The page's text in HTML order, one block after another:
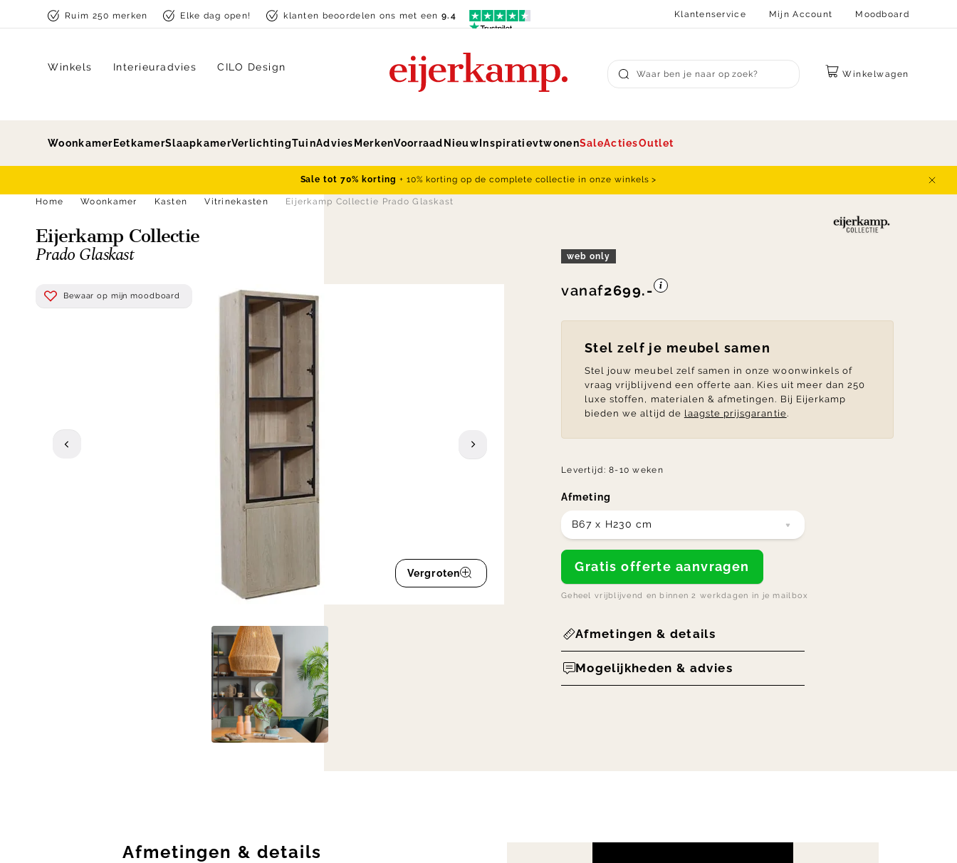
Skip to contentRuim 250 merken Elke dag open! klanten beoordelen ons met een9.4 Klantenservice Mijn Account Moodboard
Submit search
Winkelwagen
Winkels Interieuradvies CILO Design
Woonkamer EetkamerSlaapkamerVerlichtingTuinAdvies MerkenVoorraad Nieuw InspiratievtwonenSaleActiesOutlet
Sale tot 70% korting + 10% korting op de complete collectie in onze winkels >
Home
Woonkamer Kasten Vitrinekasten Eijerkamp Collectie Prado Glaskast
Eijerkamp Collectie
Prado Glaskast
Bewaar op mijn moodboard
Vergroten
web only
vanaf2699.-
Stel zelf je meubel samen
Stel jouw meubel zelf samen in onze woonwinkels of
vraag vrijblijvend een offerte aan. Kies uit meer dan 250
luxe stoffen, materialen & afmetingen. Bij Eijerkamp
bieden we altijd de laagste prijsgarantie.
Levertijd:8-10 weken
Afmeting
B67 x H230 cm
Gratis offerte aanvragen
Geheel vrijblijvend en binnen 2 werkdagen in je mailbox
Afmetingen & details
Mogelijkheden & advies
Afmetingen & details